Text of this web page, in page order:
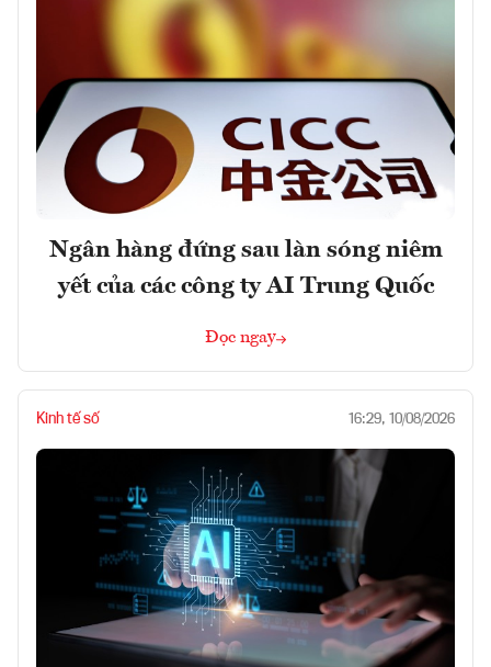
Ngân hàng đứng sau làn sóng niêm
yết của các công ty AI Trung Quốc
Đọc ngay
Kinh tế số 16:29, 10/08/2026